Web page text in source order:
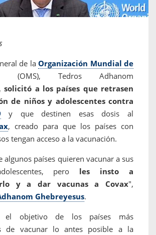
de laOrganización Mundial de
(OMS), Tedros Adhanom
solicitó a los países que retrasen
de niños y adolescentes contra
y que destinen esas dosis al
, creado para que los países con
tengan acceso a la vacunación.
algunos países quieren vacunar a sus
pero les insto a
y a dar vacunas a Covax",
Ghebreyesus.
el objetivo de los países más
de vacunar lo antes posible a la